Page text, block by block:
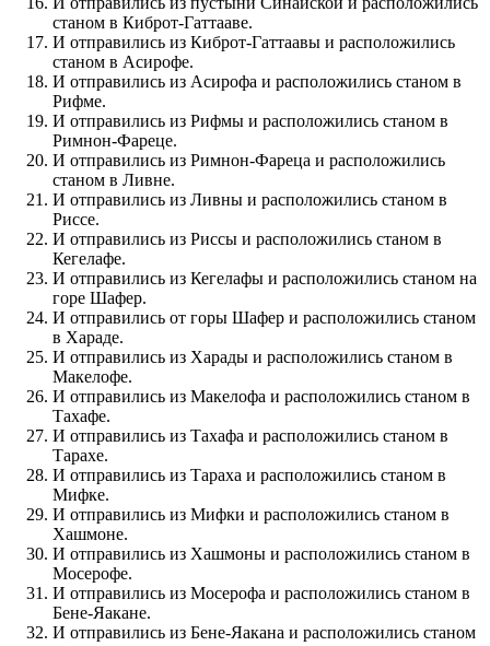
станом в Киброт-Гаттааве.
И отправились из Киброт-Гаттаавы и расположились
станом в Асирофе.
И отправились из Асирофа и расположились станом в
Рифме.
И отправились из Рифмы и расположились станом в
Римнон-Фареце.
И отправились из Римнон-Фареца и расположились
станом в Ливне.
И отправились из Ливны и расположились станом в
Риссе.
И отправились из Риссы и расположились станом в
Кегелафе.
И отправились из Кегелафы и расположились станом на
горе Шафер.
И отправились от горы Шафер и расположились станом
в Хараде.
И отправились из Харады и расположились станом в
Макелофе.
И отправились из Макелофа и расположились станом в
Тахафе.
И отправились из Тахафа и расположились станом в
Тарахе.
И отправились из Тараха и расположились станом в
Мифке.
И отправились из Мифки и расположились станом в
Хашмоне.
И отправились из Хашмоны и расположились станом в
Мосерофе.
И отправились из Мосерофа и расположились станом в
Бене-Яакане.
И отправились из Бене-Яакана и расположились станом